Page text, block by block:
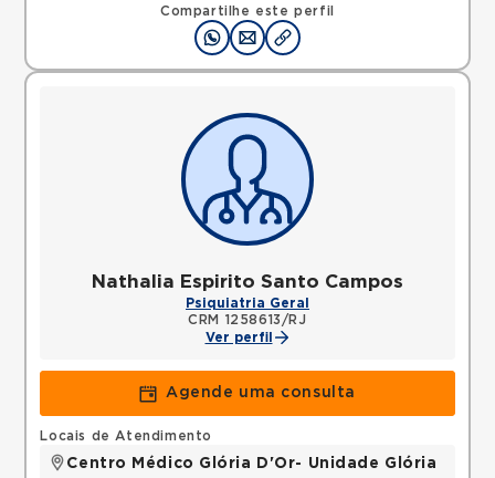
Compartilhe este perfil
Nathalia Espirito Santo Campos
Psiquiatria Geral
CRM 1258613/RJ
Ver perfil
Agende uma consulta
Locais de Atendimento
Centro Médico Glória D'Or- Unidade Glória